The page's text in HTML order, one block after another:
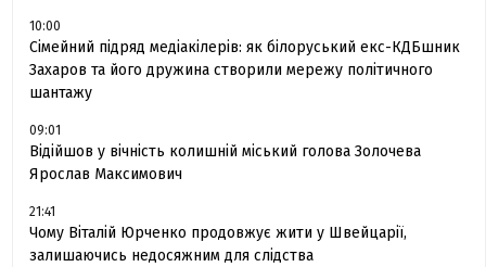
10:00
Сімейний підряд медіакілерів: як білоруський екс-КДБшник
Захаров та його дружина створили мережу політичного
шантажу
09:01
Відійшов у вічність колишній міський голова Золочева
Ярослав Максимович
21:41
Чому Віталій Юрченко продовжує жити у Швейцарії,
залишаючись недосяжним для слідства